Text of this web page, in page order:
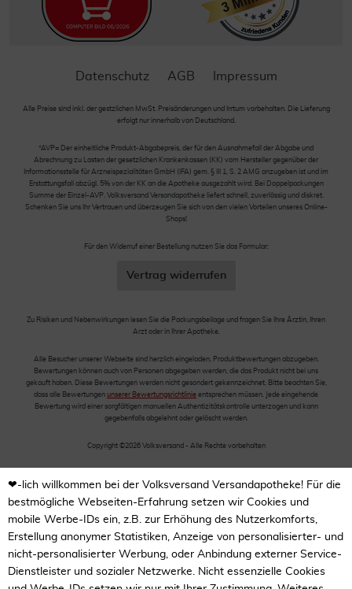
Datenschutz AGB Impressum
Alle Preise sind inkl. der gestzlichen MwSt. Preisänderungen und Irrtum vorbehalten. Die Lieferung
erfolgt nur innerhalb von Deutschland.
*AVP= Der einheitliche Produkt-Abgabepreis, der für den Ausnahmefall der Abgabe und
Abrechnung zu Lasten der gesetzlichen Krankenkassen (KK) vom Hersteller gegenüber der
Informationsstelle für Arzneispezialitäten GmbH (IFA) gem. § III 1, S. 2 AMG anzugeben ist und im
Erstattungsfall abzügl. 5% von der KK an die Apotheke ausgezahlt wird. Bei Doppelpackungen
Summe der Einzel-AVP. Volksversand Versandapotheke liefert schnell, zuverlässig und diskret.
Schenken Sie uns Ihr Vertrauen und überzeugen Sie sich von den vielen Vorteilen unseres Online-
Shops!
Für den Widerruf einer Bestellung nutzen Sie das Formular:
Vertrag widerrufen
Zu Risiken und Nebenwirkungen lesen Sie die Packungsbeilage und fragen Sie Ihre Ärztin, Ihren
Arzt oder in Ihrer Apotheke.
Alle Besucher unserer Webseite sind herzlich eingeladen, Produktbewertungen abzugeben.
Bewertungen können auch von Personen abgegeben werden, die das Produkt nicht bei uns
gekauft haben. Diese Bewertungen werden nicht gesondert gekennzeichnet. Bitte beachten Sie,
dass alle Bewertungen unserer Bewertungsrichtlinie entsprechen müssen. Jede eingehende
Bewertung wird einer sorgfältigen manuellen Authentizitätskontrolle unterzogen und kann
gegebenfalls abgelehnt oder gelöscht werden.
Copyright ©2026 Volksversand - Alle Rechte vorbehalten
❤-lich willkommen bei der Volksversand Versandapotheke! Für die
bestmögliche Webseiten-Erfahrung setzen wir Cookies und
mobile Werbe-IDs ein, z.B. zur Erhöhung des Nutzerkomforts,
Erstellung anonymer Statistiken, Anzeige von personalisierter- und
nicht-personalisierter Werbung, oder Anbindung externer Service-
Dienstleister und sozialer Netzwerke. Nicht essenzielle Cookies